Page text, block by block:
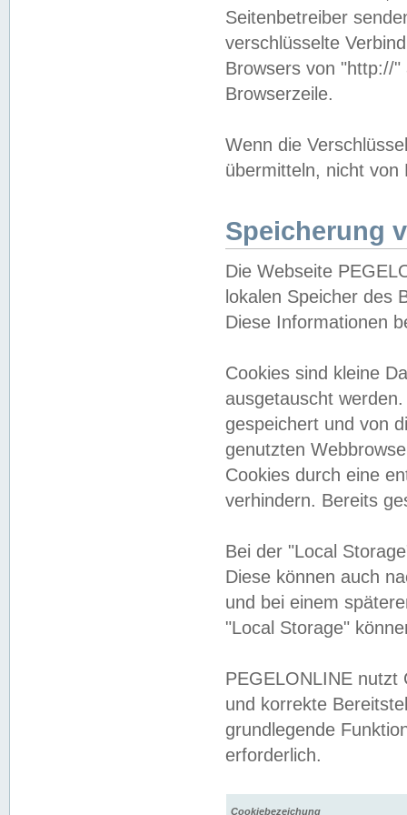
Seitenbetreiber
verschlüsselte
Browsers von "http://
Browserzeile.
Wenn die
übermitteln, nicht von
Speicherung
Die Webseite
lokalen Speicher des
Diese Informationen
Cookies sind kleine
ausgetauscht
gespeichert und von
genutzten
Cookies durch eine
verhindern. Bereits
Bei der "Local
Diese können auch
und bei einem
"Local Storage"
PEGELONLINE nutzt
und korrekte
grundlegende
erforderlich.
Cookiebezeichung